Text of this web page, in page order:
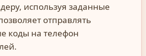
используя заданные
отправлять
коды на телефон